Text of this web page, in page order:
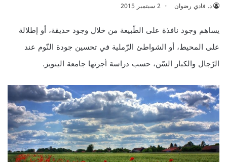
د. فادي رضوان 2 سبتمبر 2015
يساهم وجود نافذة على الطّبيعة من خلال وجود حديقة، أو إطلالة
على المحيط، أو الشواطئ الرّملية في تحسين جودة النّوم عند
الرّجال والكبار السّن، حسب دراسة أجرتها جامعة الينويز.